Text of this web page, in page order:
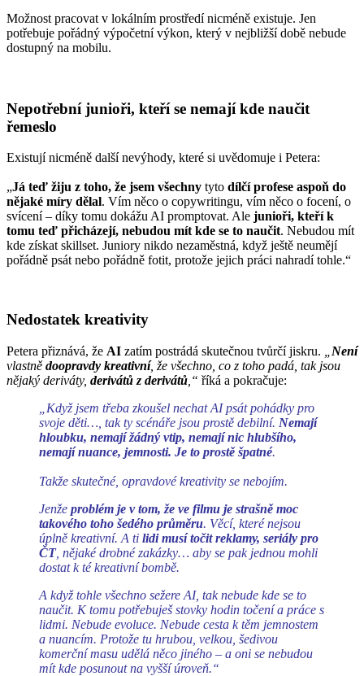
Možnost pracovat v lokálním prostředí nicméně existuje. Jen
potřebuje pořádný výpočetní výkon, který v nejbližší době nebude
dostupný na mobilu.
Nepotřební junioři, kteří se nemají kde naučit
řemeslo
Existují nicméně další nevýhody, které si uvědomuje i Petera:
„Já teď žiju z toho, že jsem všechny tyto dílčí profese aspoň do
nějaké míry dělal. Vím něco o copywritingu, vím něco o focení, o
svícení – díky tomu dokážu AI promptovat. Ale junioři, kteří k
tomu teď přicházejí, nebudou mít kde se to naučit. Nebudou mít
kde získat skillset. Juniory nikdo nezaměstná, když ještě neumějí
pořádně psát nebo pořádně fotit, protože jejich práci nahradí tohle.“
Nedostatek kreativity
Petera přiznává, že AI zatím postrádá skutečnou tvůrčí jiskru.
Není
vlastně doopravdy kreativní, že všechno, co z toho padá, tak jsou
nějaký deriváty, derivátů z derivátů ,“ říká a pokračuje:
„Když jsem třeba zkoušel nechat AI psát pohádky pro
svoje děti…, tak ty scénáře jsou prostě debilní. Nemají
hloubku, nemají žádný vtip, nemají nic hlubšího,
nemají nuance, jemnosti. Je to prostě špatné.
Takže skutečné, opravdové kreativity se nebojím.
Jenže problém je v tom, že ve filmu je strašně moc
takového toho šedého průměru. Věcí, které nejsou
úplně kreativní. A ti lidi musí točit reklamy, seriály pro
ČT, nějaké drobné zakázky… aby se pak jednou mohli
dostat k té kreativní bombě.
A když tohle všechno sežere AI, tak nebude kde se to
naučit. K tomu potřebuješ stovky hodin točení a práce s
lidmi. Nebude evoluce. Nebude cesta k těm jemnostem
a nuancím. Protože tu hrubou, velkou, šedivou
komerční masu udělá něco jiného – a oni se nebudou
mít kde posunout na vyšší úroveň.“